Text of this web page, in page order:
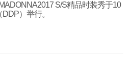
S/S精品时装秀于10
）举行。